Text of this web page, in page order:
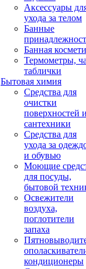
Аксеcсуары
ухода за телом
Банные
Банная
Термометры,
таблички
Бытовая химия
Средства для
очистки
поверхностей
сантехники
Средства для
ухода за
и обувью
Моющие
для посуды,
бытовой
Освежители
воздуха,
поглотители
запаха
кондиционеры